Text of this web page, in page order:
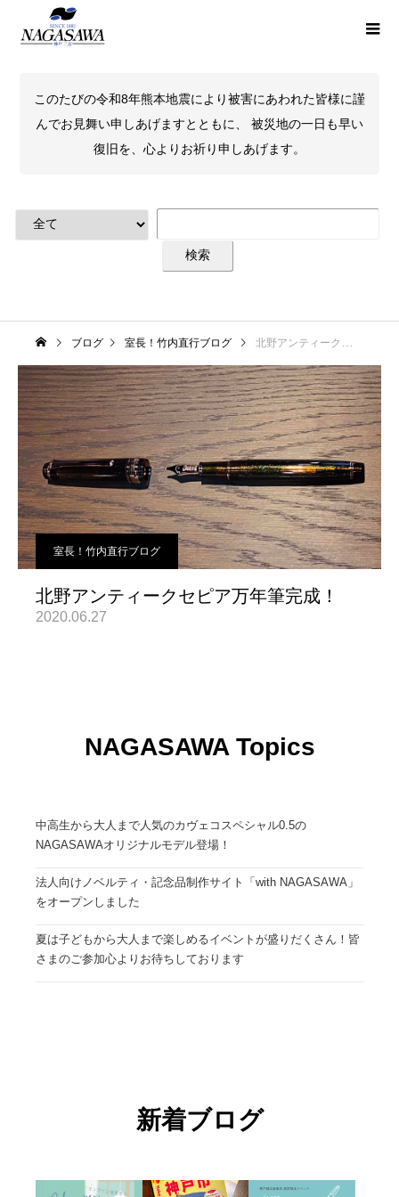
このたびの令和8年熊本地震により被害にあわれた皆様に謹
んでお見舞い申しあげますとともに、 被災地の一日も早い
復旧を、心よりお祈り申しあげます。
ブログ 室長！竹内直行ブログ 北野アンティークセピア万年筆完成！
室長！竹内直行ブログ
北野アンティークセピア万年筆完成！
2020.06.27
NAGASAWA Topics
中高生から大人まで人気のカヴェコスペシャル0.5の
NAGASAWAオリジナルモデル登場！
法人向けノベルティ・記念品制作サイト「with NAGASAWA」
をオープンしました
夏は子どもから大人まで楽しめるイベントが盛りだくさん！皆
さまのご参加心よりお待ちしております
新着ブログ